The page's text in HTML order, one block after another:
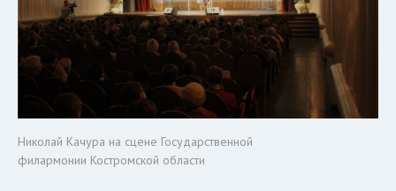
Николай Качура на сцене Государственной
филармонии Костромской области